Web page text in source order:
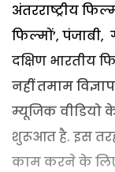
अंतरराष्ट्रीय
फिल्मों’,
दक्षिण भारतीय
नहीं तमाम
म्यूजिक वीडियो
शुरूआत है. इस
काम करने के